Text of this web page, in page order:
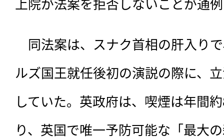
同法案は、 スナク首相の肝入り
ルズ国王就任後初の演説の際に、
していた。英政府は、喫煙は年間
り、英国で唯一予防可能な「最大